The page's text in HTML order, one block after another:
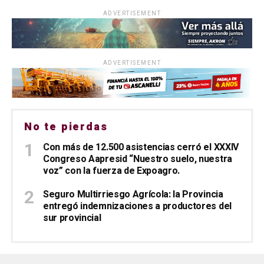
ADVERTISEMENT
ADVERTISEMENT
No te pierdas
Con más de 12.500 asistencias cerró el XXXIV
Congreso Aapresid “Nuestro suelo, nuestra
voz” con la fuerza de Expoagro.
Seguro Multirriesgo Agrícola: la Provincia
entregó indemnizaciones a productores del
sur provincial